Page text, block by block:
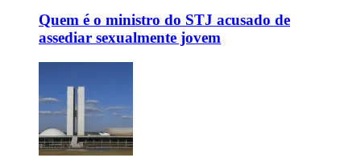
Quem é o ministro do STJ acusado de
assediar sexualmente jovem